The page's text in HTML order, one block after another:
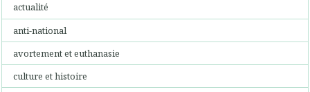
actualité
anti-national
avortement et euthanasie
culture et histoire